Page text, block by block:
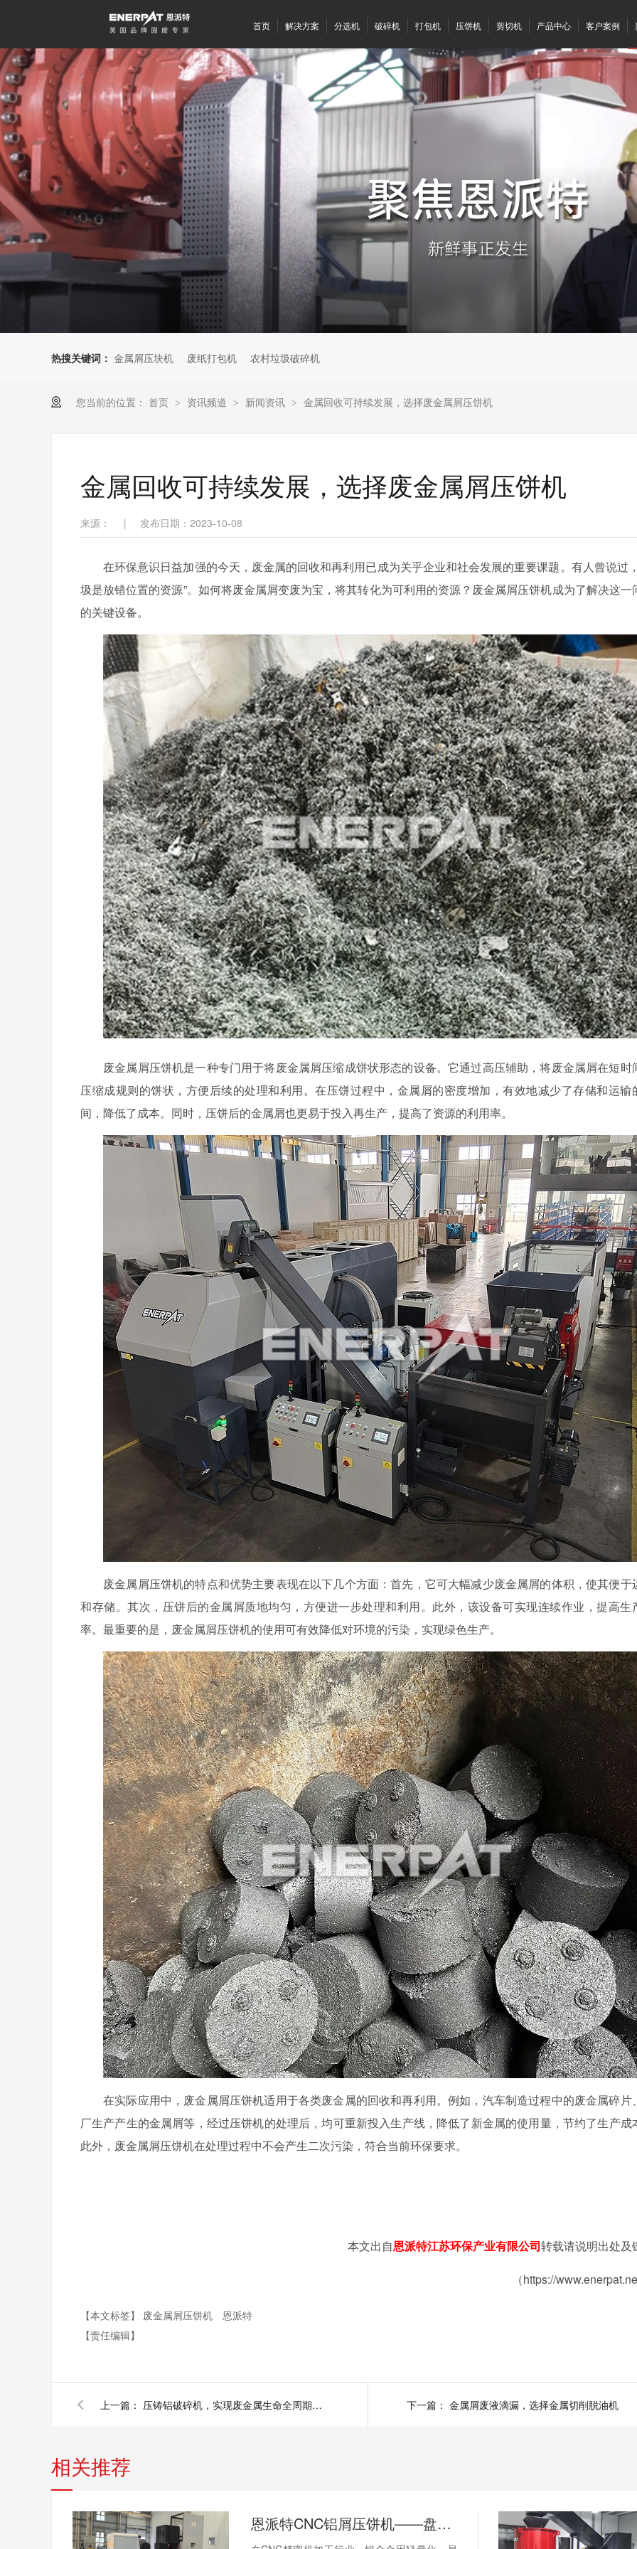
首页 解决方案 分选机 破碎机 打包机 压饼机 剪切机 产品中心 客户案例
热搜关键词： 金属屑压块机 废纸打包机 农村垃圾破碎机
您当前的位置： 首页 > 资讯频道 > 新闻资讯 > 金属回收可持续发展，选择废金属屑压饼机
金属回收可持续发展，选择废金属屑压饼机
来源： | 发布日期：2023-10-08
在环保意识日益加强的今天，废金属的回收和再利用已成为关乎企业和社会发展的重要课题。有人曾说过
圾是放错位置的资源”。如何将废金属屑变废为宝，将其转化为可利用的资源？废金属屑压饼机成为了解决这一
的关键设备。
废金属屑压饼机是一种专门用于将废金属屑压缩成饼状形态的设备。它通过高压辅助，将废金属屑在短时
压缩成规则的饼状，方便后续的处理和利用。在压饼过程中，金属屑的密度增加，有效地减少了存储和运输
间，降低了成本。同时，压饼后的金属屑也更易于投入再生产，提高了资源的利用率。
废金属屑压饼机的特点和优势主要表现在以下几个方面：首先，它可大幅减少废金属屑的体积，使其便于
和存储。其次，压饼后的金属屑质地均匀，方便进一步处理和利用。此外，该设备可实现连续作业，提高生
率。最重要的是，废金属屑压饼机的使用可有效降低对环境的污染，实现绿色生产。
在实际应用中，废金属屑压饼机适用于各类废金属的回收和再利用。例如，汽车制造过程中的废金属碎片
厂生产产生的金属屑等，经过压饼机的处理后，均可重新投入生产线，降低了新金属的使用量，节约了生产成
此外，废金属屑压饼机在处理过程中不会产生二次污染，符合当前环保要求。
本文出自恩派特江苏环保产业有限公司转载请说明出处及
（https://
【本文标签】 废金属屑压饼机
恩派特
【责任编辑】
上一篇： 压铸铝破碎机，实现废金属生命全周期处理 下一篇： 金属屑废液滴漏，选择金属切削脱油机
相关推荐
恩派特CNC铝屑压饼机——盘活废屑价值，赋能机加工绿色回收！